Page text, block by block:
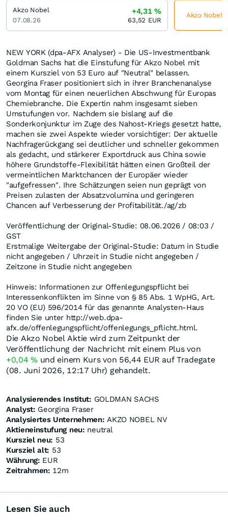
NEW YORK (dpa-AFX Analyser) - Die US-Investmentbank
Goldman Sachs hat die Einstufung für Akzo Nobel mit
einem Kursziel von 53 Euro auf "Neutral" belassen.
Georgina Fraser positioniert sich in ihrer Branchenanalyse
vom Montag für einen neuerlichen Abschwung für Europas
Chemiebranche. Die Expertin nahm insgesamt sieben
Umstufungen vor. Nachdem sie bislang auf die
Sonderkonjunktur im Zuge des Nahost-Kriegs gesetzt hatte,
machen sie zwei Aspekte wieder vorsichtiger: Der aktuelle
Nachfragerückgang sei deutlicher und schneller gekommen
als gedacht, und stärkerer Exportdruck aus China sowie
höhere Grundstoffe-Flexibilität hätten einen Großteil der
vermeintlichen Marktchancen der Europäer wieder
"aufgefressen". Ihre Schätzungen seien nun geprägt von
Preisen zulasten der Absatzvolumina und geringeren
Chancen auf Verbesserung der Profitabilität./ag/zb
Veröffentlichung der Original-Studie: 08.06.2026 / 08:03 /
GST
Erstmalige Weitergabe der Original-Studie: Datum in Studie
nicht angegeben / Uhrzeit in Studie nicht angegeben /
Zeitzone in Studie nicht angegeben
Hinweis: Informationen zur Offenlegungspflicht bei
Interessenkonflikten im Sinne von § 85 Abs. 1 WpHG, Art.
20 VO (EU) 596/2014 für das genannte Analysten-Haus
finden Sie unter http://web.dpa-
afx.de/offenlegungspflicht/offenlegungs_pflicht.html.
Die Akzo Nobel Aktie wird zum Zeitpunkt der
Veröffentlichung der Nachricht mit einem Plus von
+0,04% und einem Kurs von 56,44 EUR auf Tradegate
(08. Juni 2026, 12:17 Uhr) gehandelt.
Analysierendes Institut: GOLDMAN SACHS
Analyst: Georgina Fraser
Analysiertes Unternehmen: AKZO NOBEL NV
Aktieneinstufung neu: neutral
Kursziel neu: 53
Kursziel alt: 53
Währung: EUR
Zeitrahmen: 12m
Lesen Sie auch
Akzo Nobel
07.08.26
+4,31%
63,52 EUR
Akzo Nobel